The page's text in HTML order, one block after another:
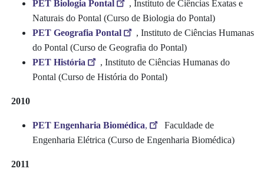
PET Biologia Pontal
, Instituto de Ciências Exatas e
Naturais do Pontal (Curso de Biologia do Pontal)
PET Geografia Pontal
, Instituto de Ciências Humanas
do Pontal (Curso de Geografia do Pontal)
PET História
, Instituto de Ciências Humanas do
Pontal (Curso de História do Pontal)
2010
PET Engenharia Biomédica,
Faculdade de
Engenharia Elétrica (Curso de Engenharia Biomédica)
2011